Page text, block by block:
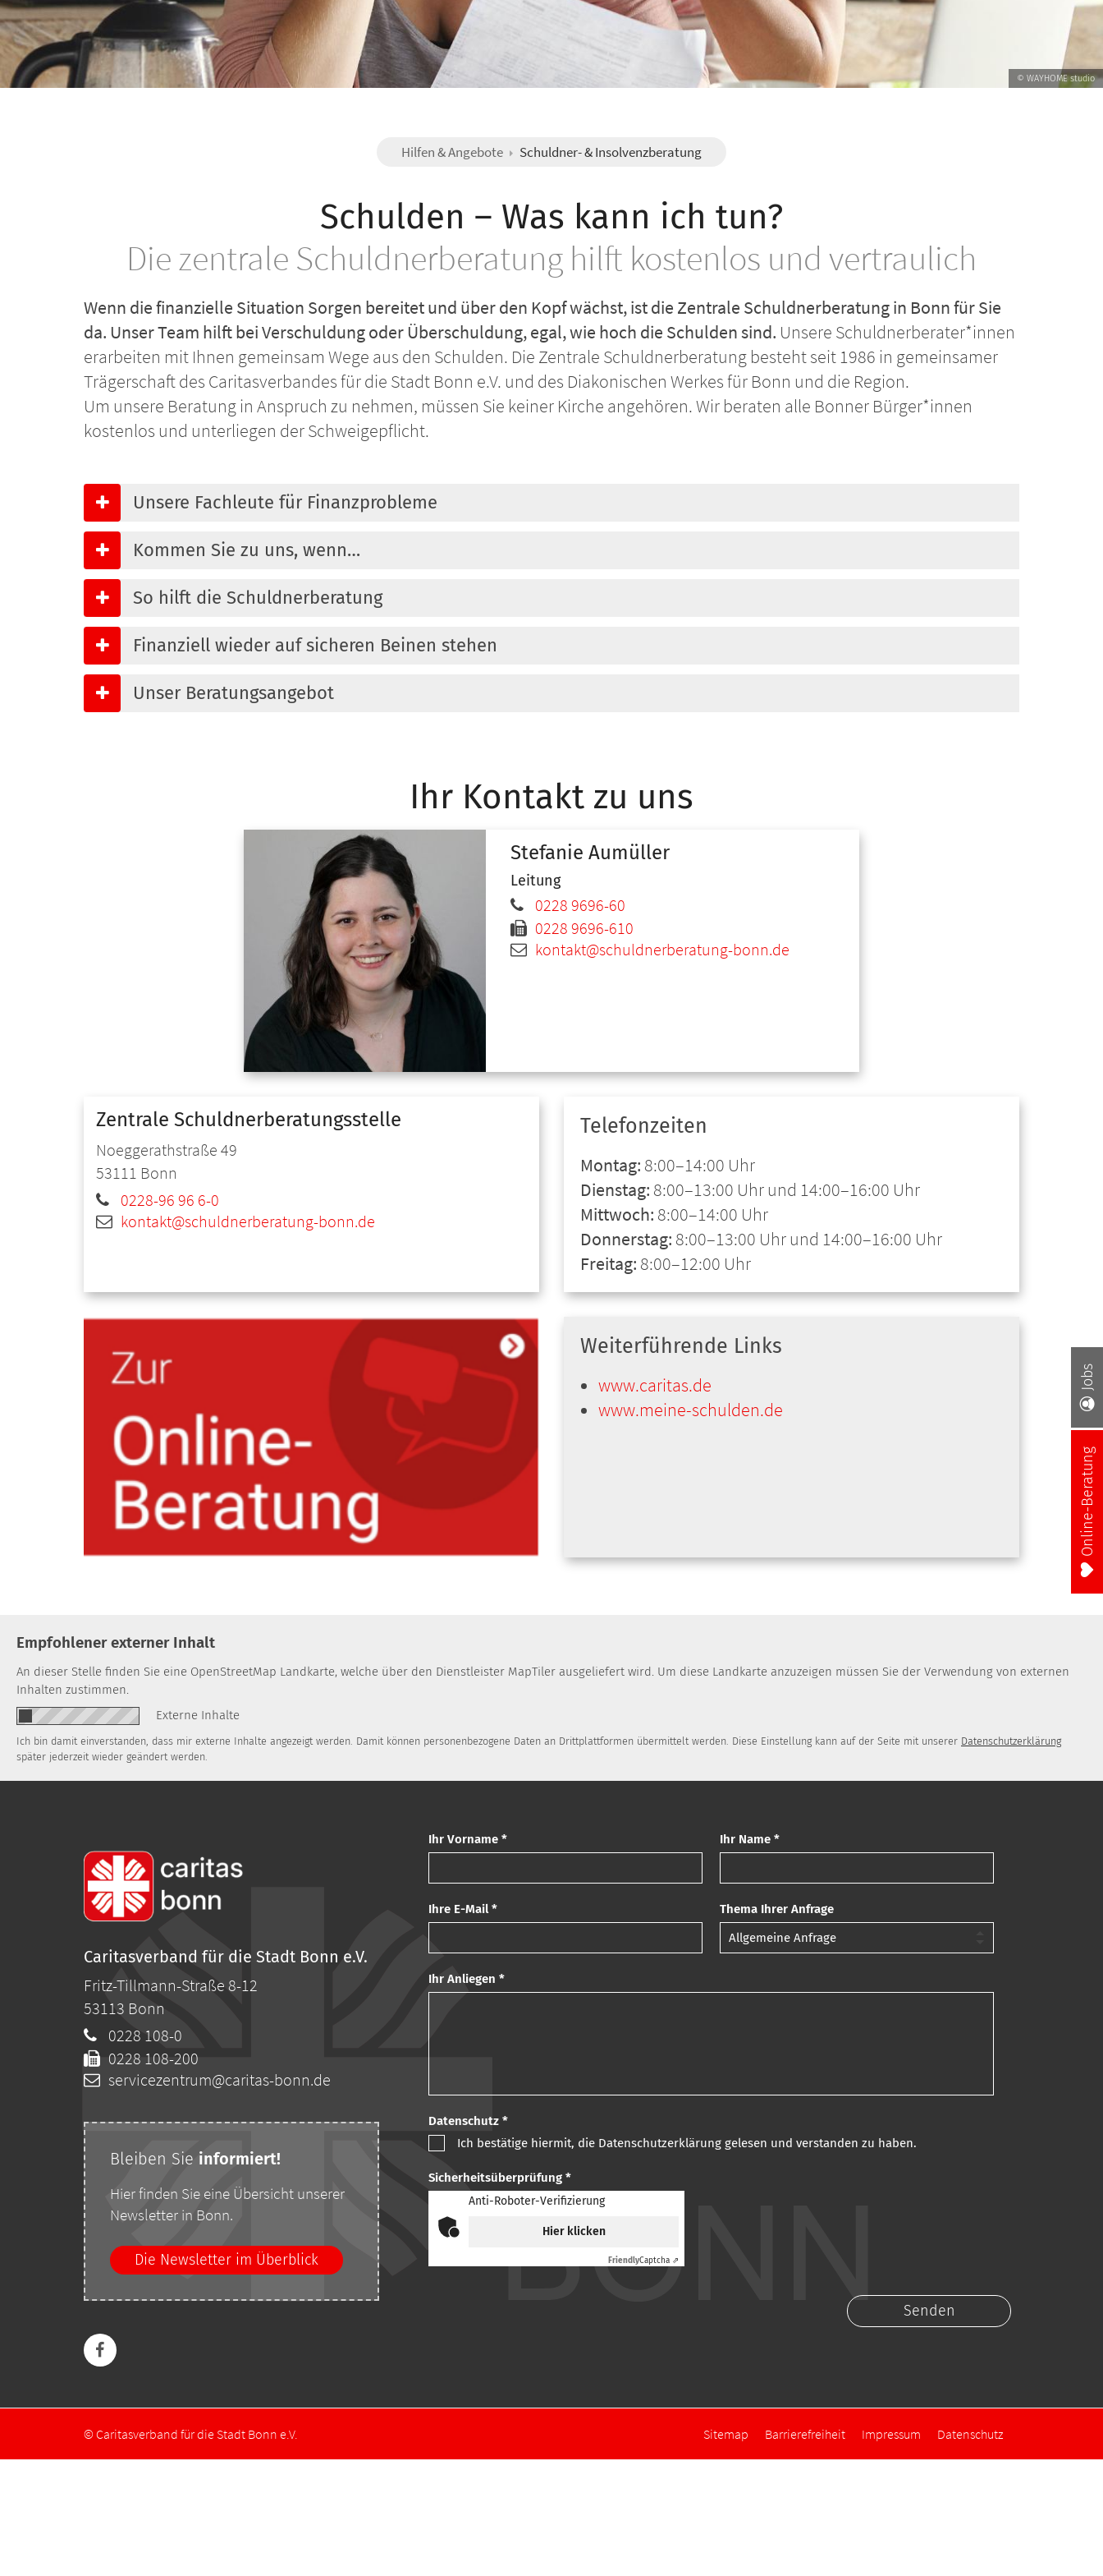
© WAYHOME studio
Hilfen & Angebote Schuldner- & Insolvenzberatung
Schulden – Was kann ich tun?
Die zentrale Schuldnerberatung hilft kostenlos und vertraulich
Wenn die finanzielle Situation Sorgen bereitet und über den Kopf wächst, ist die Zentrale Schuldnerberatung in Bonn für Sie
da. Unser Team hilft bei Verschuldung oder Überschuldung, egal, wie hoch die Schulden sind. Unsere Schuldnerberater*innen
erarbeiten mit Ihnen gemeinsam Wege aus den Schulden. Die Zentrale Schuldnerberatung besteht seit 1986 in gemeinsamer
Trägerschaft des Caritasverbandes für die Stadt Bonn e.V. und des Diakonischen Werkes für Bonn und die Region.
Um unsere Beratung in Anspruch zu nehmen, müssen Sie keiner Kirche angehören. Wir beraten alle Bonner Bürger*innen
kostenlos und unterliegen der Schweigepflicht.
Unsere Fachleute für Finanzprobleme
Kommen Sie zu uns, wenn…
So hilft die Schuldnerberatung
Finanziell wieder auf sicheren Beinen stehen
Unser Beratungsangebot
Ihr Kontakt zu uns
Stefanie Aumüller
Leitung
0228 9696-60
0228 9696-610
kontakt@schuldnerberatung-bonn.de
Zentrale Schuldnerberatungsstelle
Noeggerathstraße 49
53111 Bonn
0228-96 96 6-0
kontakt@schuldnerberatung-bonn.de
Telefonzeiten
Montag: 8:00–14:00 Uhr
Dienstag: 8:00–13:00 Uhr und 14:00–16:00 Uhr
Mittwoch: 8:00–14:00 Uhr
Donnerstag: 8:00–13:00 Uhr und 14:00–16:00 Uhr
Freitag: 8:00–12:00 Uhr
Weiterführende Links
www.caritas.de
www.meine-schulden.de
Empfohlener externer Inhalt
An dieser Stelle finden Sie eine OpenStreetMap Landkarte, welche über den Dienstleister MapTiler ausgeliefert wird. Um diese Landkarte anzuzeigen müssen Sie der Verwendung von externen
Inhalten zustimmen.
Externe Inhalte
Ich bin damit einverstanden, dass mir externe Inhalte angezeigt werden. Damit können personenbezogene Daten an Drittplattformen übermittelt werden. Diese Einstellung kann auf der Seite mit unserer Datenschutzerklärung
später jederzeit wieder geändert werden.
Ihr Vorname * Ihr Name *
Ihre E-Mail * Thema Ihrer Anfrage
Ihr Anliegen *
Datenschutz *
Ich bestätige hiermit, die Datenschutzerklärung gelesen und verstanden zu haben.
Sicherheitsüberprüfung *
Anti-Roboter-Verifizierung
Hier klicken
FriendlyCaptcha ⇗
Online-Beratung
Jobs
Caritasverband für die Stadt Bonn e.V.
Fritz-Tillmann-Straße 8-12
53113 Bonn
0228 108-0
0228 108-200
servicezentrum@caritas-bonn.de
Bleiben Sie informiert!
Hier finden Sie eine Übersicht unserer
Newsletter in Bonn.
Die Newsletter im Überblick
© Caritasverband für die Stadt Bonn e.V. Sitemap Barrierefreiheit Impressum Datenschutz